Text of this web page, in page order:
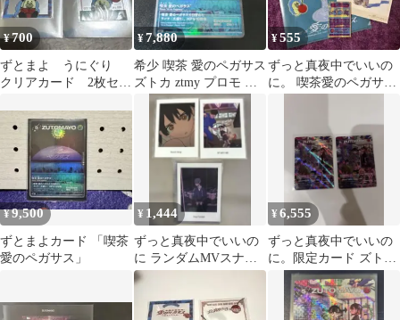
¥700
ずとまよ うにぐり
クリアカード 2枚セッ
¥7,880
希少 喫茶 愛のペガサス
ズトカ ztmy プロモ デ
イオフ ずとまよ カード
¥555
ずっと真夜中でいいの
に。 喫茶愛のペガサス
¥9,500
ずとまよカード 「喫茶
愛のペガサス」
¥ 1,444
ずっと真夜中でいいの
に ランダムMVスナッ
プステッカー
¥6,555
ずっと真夜中でいいの
に。限定カード ズトカ
5周年記念 ポップアッ
プストアカード